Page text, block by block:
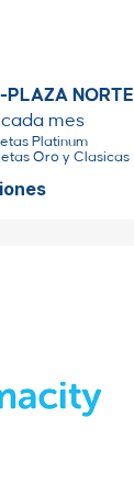
PLAZA NORTE
mes
Platinum
Oro y Clasicas